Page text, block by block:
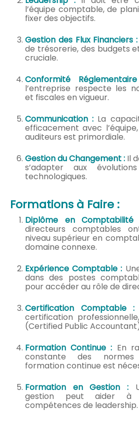
l’équipe comptable, de
fixer des objectifs.
Gestion des Flux Financiers :
de trésorerie, des budgets
cruciale.
Conformité
l’entreprise respecte les
et fiscales en vigueur.
Communication : La
efficacement avec
auditeurs est primordiale.
Gestion du Changement : Il
s’adapter aux
technologiques.
Formations à Faire :
Diplôme en Comptabilité
directeurs comptables
niveau supérieur en
domaine connexe.
Expérience Comptable :
dans des postes
pour accéder au rôle de
Certification Comptable :
certification
(Certified Public
Formation Continue : En
constante des
formation continue est
Formation en Gestion :
gestion peut aider à
compétences de leadership.